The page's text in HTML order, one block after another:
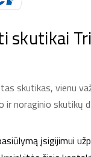
skutikai
skutikas, vienu
ir noraginio skutikų
įsigijimui